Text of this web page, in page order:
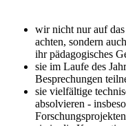
wir nicht nur auf das
achten, sondern
ihr pädagogisches
sie im Laufe des
Besprechungen
sie vielfältige
absolvieren -